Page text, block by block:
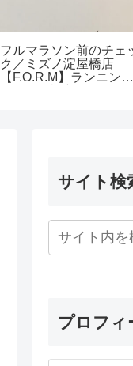
フルマラソン前のチェ
ク／ミズノ淀屋橋店
【F.O.R.M】ランニング
サイト検
プロフィ